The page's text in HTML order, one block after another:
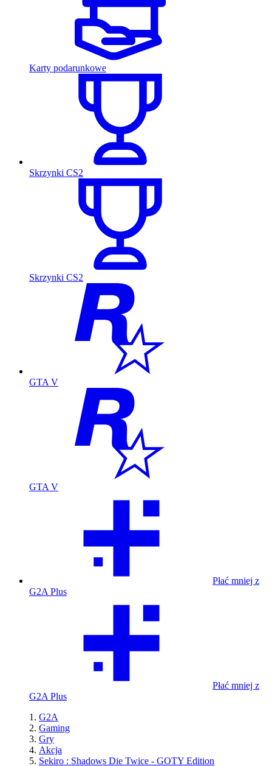
Karty podarunkowe
Skrzynki CS2
Skrzynki CS2
GTA V
GTA V
Płać mniej z
G2A Plus
Płać mniej z
G2A Plus
G2A
Gaming
Gry
Akcja
Sekiro : Shadows Die Twice - GOTY Edition